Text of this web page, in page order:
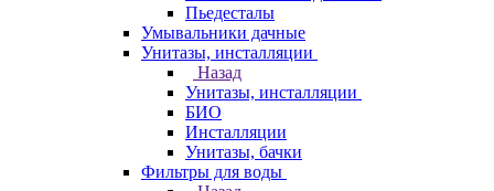
Пьедесталы
Умывальники дачные
Унитазы, инсталляции
Назад
Унитазы, инсталляции
БИО
Инсталляции
Унитазы, бачки
Фильтры для воды